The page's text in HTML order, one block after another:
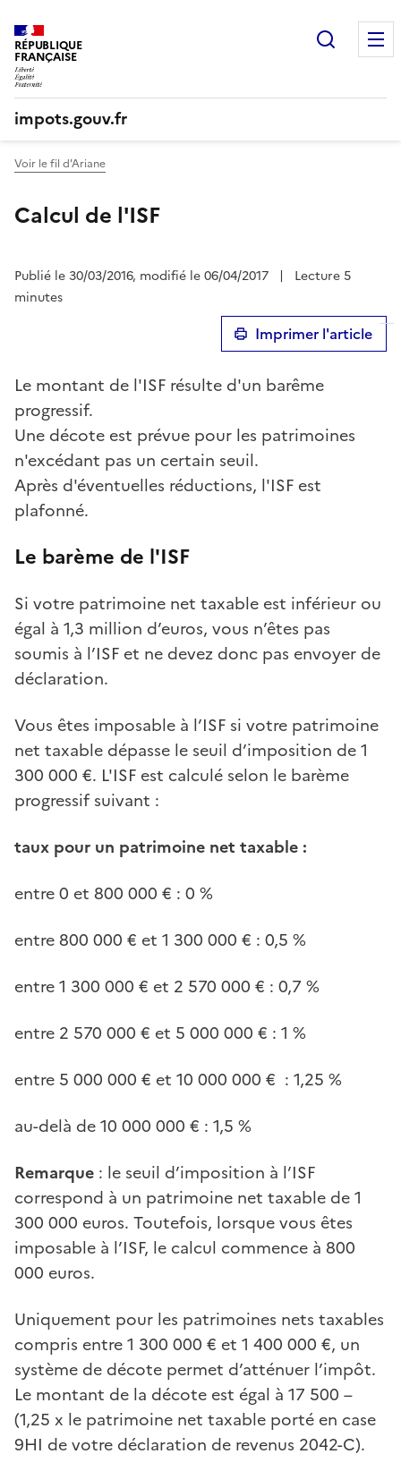
RÉPUBLIQUE
FRANÇAISE
impots.gouv.fr
Voir le fil d'Ariane
Calcul de l'ISF
Publié le 30/03/2016, modifié le 06/04/2017 |
Lecture 5
minutes
Imprimer l'article
Le montant de l'ISF résulte d'un barême
progressif.
Une décote est prévue pour les patrimoines
n'excédant pas un certain seuil.
Après d'éventuelles réductions, l'ISF est
plafonné.
Le barème de l'ISF
Si votre patrimoine net taxable est inférieur ou
égal à 1,3 million d’euros, vous n’êtes pas
soumis à l’ISF et ne devez donc pas envoyer de
déclaration.
Vous êtes imposable à l’ISF si votre patrimoine
net taxable dépasse le seuil d’imposition de 1
300 000 €. L'ISF est calculé selon le barème
progressif suivant :
taux pour un patrimoine net taxable :
entre 0 et 800 000 € : 0 %
entre 800 000 € et 1 300 000 € : 0,5 %
entre 1 300 000 € et 2 570 000 € : 0,7 %
entre 2 570 000 € et 5 000 000 € : 1 %
entre 5 000 000 € et 10 000 000 € : 1,25 %
au-delà de 10 000 000 € : 1,5 %
Remarque : le seuil d’imposition à l’ISF
correspond à un patrimoine net taxable de 1
300 000 euros. Toutefois, lorsque vous êtes
imposable à l’ISF, le calcul commence à 800
000 euros.
Uniquement pour les patrimoines nets taxables
compris entre 1 300 000 € et 1 400 000 €, un
système de décote permet d’atténuer l’impôt.
Le montant de la décote est égal à 17 500 –
(1,25 x le patrimoine net taxable porté en case
9HI de votre déclaration de revenus 2042-C).